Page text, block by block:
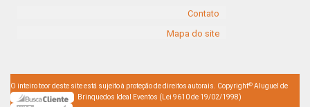
Contato
Mapa do site
O inteiro teor deste site está sujeito à proteção de direitos autorais. Copyright© Aluguel de
Brinquedos Ideal Eventos (Lei 9610 de 19/02/1998)